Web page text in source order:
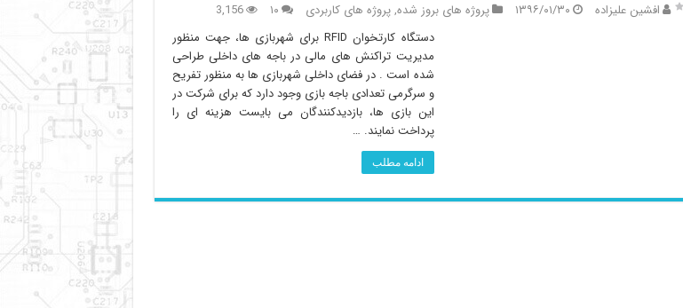
افشین علیزاده ۱۳۹۶/۰۱/۳۰ پروژه های بروز شده,پروژه های کاربردی ۱۰
3,156
دستگاه کارتخوان RFID برای شهربازی ها، جهت منظور
مدیریت تراکنش های مالی در باجه های داخلی طراحی
شده است . در فضای داخلی شهربازی ها به منظور تفریح
و سرگرمی تعدادی باجه بازی وجود دارد که برای شرکت در
این بازی ها، بازدیدکنندگان می بایست هزینه ای را
پرداخت نمایند. …
ادامه مطلب